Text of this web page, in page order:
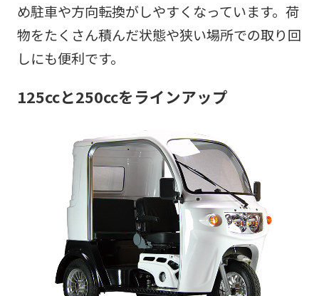
め駐車や方向転換がしやすくなっています。荷
物をたくさん積んだ状態や狭い場所での取り回
しにも便利です。
125ccと250ccをラインアップ